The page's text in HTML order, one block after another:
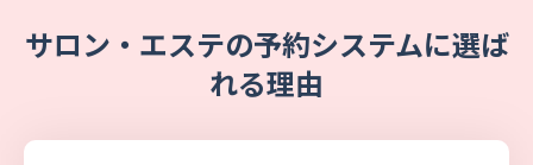
サロン・エステの予約システムに選ば
れる理由